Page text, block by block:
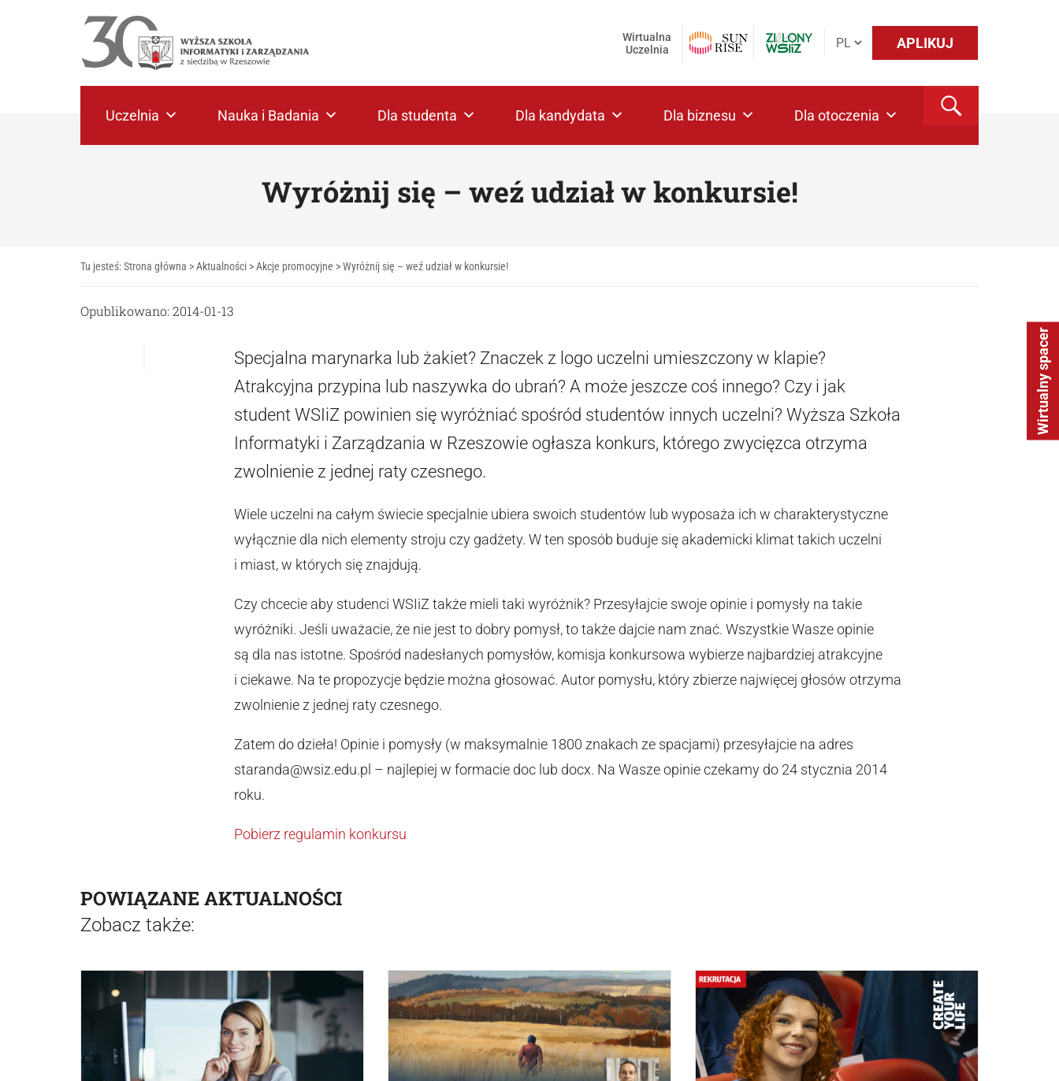
Wirtualny spacer
APLIKUJ
Wirtualna
Uczelnia
Uczelnia Nauka i Badania Dla studenta Dla kandydata Dla biznesu Dla otoczenia
Wyróżnij się – weź udział w konkursie!
Tu jesteś:Strona główna >Aktualności >Akcje promocyjne >Wyróżnij się – weź udział w konkursie!
Opublikowano: 2014-01-13
Specjalna marynarka lub żakiet? Znaczek z logo uczelni umieszczony w klapie?
Atrakcyjna przypina lub naszywka do ubrań? A może jeszcze coś innego? Czy i jak
student WSIiZ powinien się wyróżniać spośród studentów innych uczelni? Wyższa Szkoła
Informatyki i Zarządzania w Rzeszowie ogłasza konkurs, którego zwycięzca otrzyma
zwolnienie z jednej raty czesnego.
Wiele uczelni na całym świecie specjalnie ubiera swoich studentów lub wyposaża ich w charakterystyczne
wyłącznie dla nich elementy stroju czy gadżety. W ten sposób buduje się akademicki klimat takich uczelni
i miast, w których się znajdują.
Czy chcecie aby studenci WSIiZ także mieli taki wyróżnik? Przesyłajcie swoje opinie i pomysły na takie
wyróżniki. Jeśli uważacie, że nie jest to dobry pomysł, to także dajcie nam znać. Wszystkie Wasze opinie
są dla nas istotne. Spośród nadesłanych pomysłów, komisja konkursowa wybierze najbardziej atrakcyjne
i ciekawe. Na te propozycje będzie można głosować. Autor pomysłu, który zbierze najwięcej głosów otrzyma
zwolnienie z jednej raty czesnego.
Zatem do dzieła! Opinie i pomysły (w maksymalnie 1800 znakach ze spacjami) przesyłajcie na adres
staranda@wsiz.edu.pl – najlepiej w formacie doc lub docx. Na Wasze opinie czekamy do 24 stycznia 2014
roku.
Pobierz regulamin konkursu
POWIĄZANE AKTUALNOŚCI
Zobacz także: